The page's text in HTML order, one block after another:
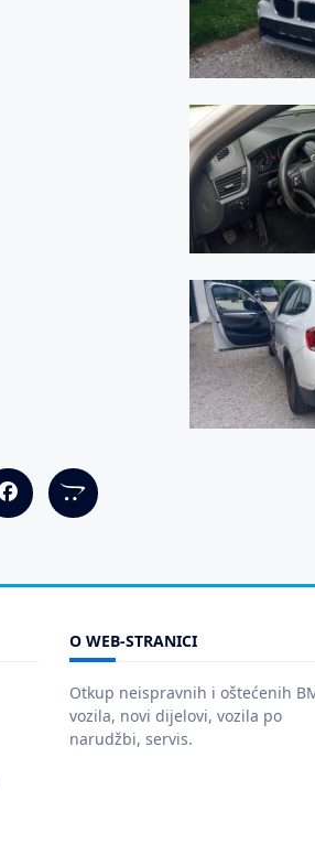
O WEB-STRANICI
Otkup neispravnih i oštećenih
vozila, novi dijelovi, vozila po
narudžbi, servis.